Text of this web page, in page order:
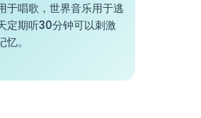
于唱歌，世界音乐用于逃
定期听30分钟可以刺激
。